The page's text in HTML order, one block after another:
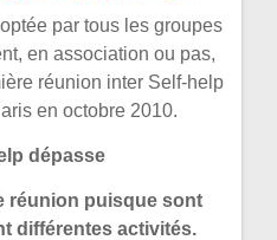
par tous les groupes
en association ou pas,
réunion inter Self-help
en octobre 2010.
dépasse
réunion puisque sont
différentes activités.